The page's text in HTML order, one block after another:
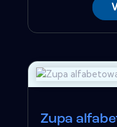
Zupa